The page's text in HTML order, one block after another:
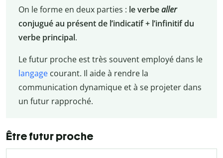
On le forme en deux parties : le verbealler
conjugué au présent de l’indicatif + l’infinitif du
verbe principal.
Le futur proche est très souvent employé dans le
langagecourant. Il aide à rendre la
communication dynamique et à se projeter dans
un futur rapproché.
Être futur proche